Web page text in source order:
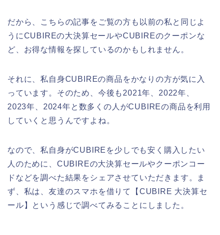
だから、こちらの記事をご覧の方も以前の私と同じよ
うにCUBIREの大決算セールやCUBIREのクーポンな
ど、お得な情報を探しているのかもしれません。
それに、私自身CUBIREの商品をかなりの方が気に入
っています。そのため、今後も2021年、2022年、
2023年、2024年と数多くの人がCUBIREの商品を利用
していくと思うんですよね。
なので、私自身がCUBIREを少しでも安く購入したい
人のために、CUBIREの大決算セールやクーポンコー
ドなどを調べた結果をシェアさせていただきます。ま
ず、私は、友達のスマホを借りて【CUBIRE 大決算セ
ール】という感じで調べてみることにしました。